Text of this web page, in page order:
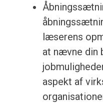
læserens
at nævne din
aspekt af